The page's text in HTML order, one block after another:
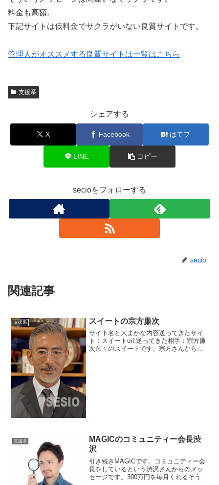
料金も高額。
下記サイトは低料金でサクラがいない良質サイトです。
管理人がオススメする良質サイトは一覧はこちら
支援系
シェアする
X Facebook はてブ
LINE コピー
secioをフォローする
secio
関連記事
支援系 スイートの宗方廉次
サイト名と大まかな内容送ってきたサイ
ト：スイートurl:送ってきた相手：宗方廉
次久々のスイートです。宗方さんからの
支援系
MAGICのコミュニティー会長渋
沢
引き続きMAGICです。コミュニティー会
長をしているという渋沢さんからのメッ
セージです。300万円を毎月くれるそうで